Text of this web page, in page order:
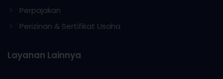
Perpajakan
Perizinan & Sertifikat Usaha
Layanan Lainnya